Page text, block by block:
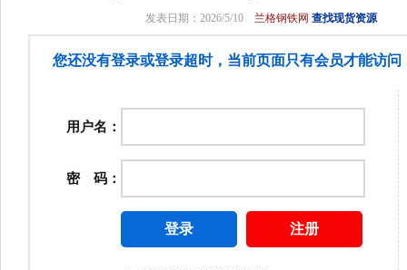
发表日期：2026/5/10 兰格钢铁网 查找现货资源